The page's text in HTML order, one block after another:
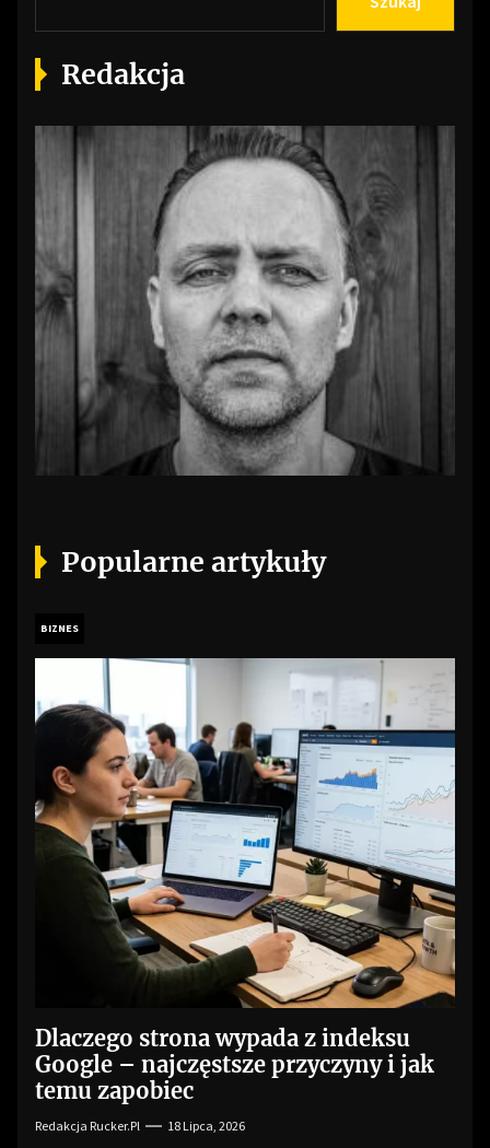
Redakcja
Popularne artykuły
BIZNES
Dlaczego strona wypada z indeksu
Google – najczęstsze przyczyny i jak
temu zapobiec
Redakcja Rucker.pl 18 Lipca, 2026